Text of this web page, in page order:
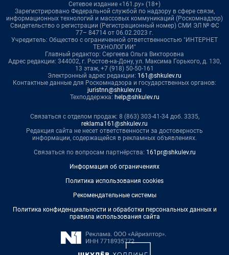
Сетевое издание «161.ру» (18+)
Зарегистрировано Федеральной службой по надзору в сфере связи,
информационных технологий и массовых коммуникаций (Роскомнадзор)
Свидетельство о регистрации (Регистрационный номер) СМИ ЭЛ № ФС
77– 84714 от 06.02.2023 г.
Учредитель: Общество с ограниченной ответственностью "ИНТЕРНЕТ
ТЕХНОЛОГИИ"
Главный редактор: Сергеева Ольга Викторовна
Адрес редакции: 344002, г. Ростов-на-Дону, ул. Максима Горького, д. 130,
13 этаж, +7 (918) 50-50-161
Электронный адрес редакции: 161@shkulev.ru
Контактные данные для Роскомнадзора и государственных органов:
juristnn@shkulev.ru
Техподдержка: help@shkulev.ru
Связаться с отделом продаж: 8 (863) 303-41-34 доб. 3335,
reklama161@shkulev.ru
Редакция сайта не несет ответственности за достоверность
информации, содержащейся в рекламных объявлениях.
Связаться по вопросам партнёрства: 161pr@shkulev.ru
Информация об ограничениях
Политика использования cookies
Рекомендательные системы
Политика конфиденциальности и обработки персональных данных и
правила использования сайта